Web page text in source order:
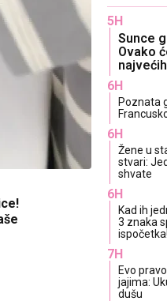
5H
Sunce
Ovako
6H
Poznata
6H
Žene u
stvari:
shvate
6H
Kad ih
3 znaka
ispočetka!
7H
Evo
jajima:
dušu